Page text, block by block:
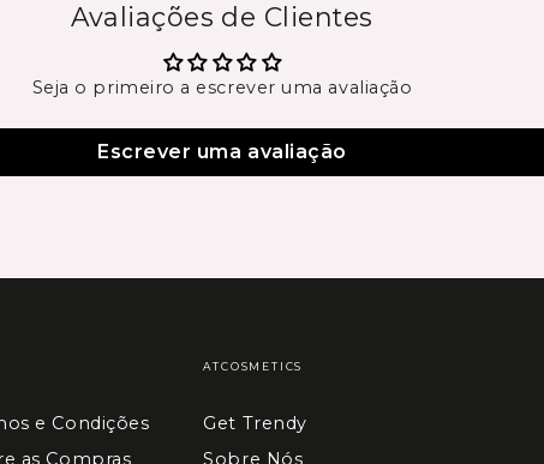
Avaliações de Clientes
Seja o primeiro a escrever uma avaliação
Escrever uma avaliação
e Condições
as Compras
ATCOSMETICS
Get Trendy
Sobre Nós